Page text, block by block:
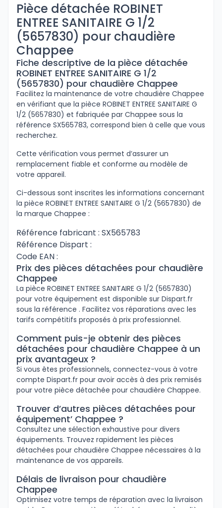
Pièce détachée ROBINET
ENTREE SANITAIRE G 1/2
(5657830) pour chaudière
Chappee
Fiche descriptive de la pièce détachée
ROBINET ENTREE SANITAIRE G 1/2
(5657830) pour chaudière Chappee
Facilitez la maintenance de votre chaudière Chappee
en vérifiant que la pièce ROBINET ENTREE SANITAIRE G
1/2 (5657830) et fabriquée par Chappee sous la
référence SX565783, correspond bien à celle que vous
recherchez.
Cette vérification vous permet d’assurer un
remplacement fiable et conforme au modèle de
votre appareil.
Ci-dessous sont inscrites les informations concernant
la pièce ROBINET ENTREE SANITAIRE G 1/2 (5657830) de
la marque Chappee :
Référence fabricant : SX565783
Référence Dispart :
Code EAN :
Prix des pièces détachées pour chaudière
Chappee
La pièce ROBINET ENTREE SANITAIRE G 1/2 (5657830)
pour votre équipement est disponible sur Dispart.fr
sous la référence . Facilitez vos réparations avec les
tarifs compétitifs proposés à prix professionnel.
Comment puis-je obtenir des pièces
détachées pour chaudière Chappee à un
prix avantageux ?
Si vous êtes professionnels, connectez-vous à votre
compte Dispart.fr pour avoir accès à des prix remisés
pour votre pièce détachée pour chaudière Chappee.
Trouver d’autres pièces détachées pour
équipement’ Chappee ?
Consultez une sélection exhaustive pour divers
équipements. Trouvez rapidement les pièces
détachées pour chaudière Chappee nécessaires à la
maintenance de vos appareils.
Délais de livraison pour chaudière
Chappee
Optimisez votre temps de réparation avec la livraison